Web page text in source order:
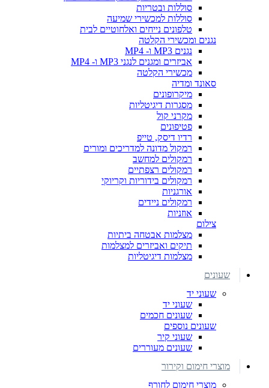
סוללות ובטריות
סוללות למכשירי שמיעה
טלפונים נייחים ואלחוטיים לבית
נגנים ומכשירי הקלטה
נגנים MP3 ו- MP4
אביזרים ומגנים לנגני MP3 ו- MP4
מכשירי הקלטה
סאונד ומדיה
מיקרופונים
מסגרות דיגיטליות
מקרני קול
פטיפונים
רדיו דיסק, טייפ
רמקול מדונה למדריכים ומורים
רמקולים למחשב
רמקולים רצפתיים
רמקולים בידוריות וקריוקי
אורגניות
רמקולים ניידים
אוזניות
צילום
מצלמות אבטחה ביתיות
תיקים ואביזרים למצלמות
מצלמות דיגיטליות
שעונים
שעוני יד
שעוני יד
שעונים חכמים
שעונים נוספים
שעוני קיר
שעונים מעוררים
מוצרי חימום וקירור
מוצרי חימום לחורף